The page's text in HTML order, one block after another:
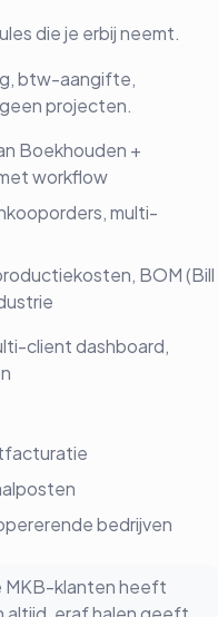
die je erbij neemt.
btw-aangifte,
projecten.
Boekhouden +
workflow
multi-
BOM (Bill
client dashboard,
bedrijven
MKB-klanten heeft